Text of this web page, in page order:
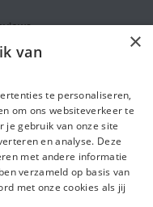
×
van
te personaliseren,
om ons websiteverkeer te
je gebruik van onze site
en analyse. Deze
met andere informatie
verzameld op basis van
met onze cookies als jij